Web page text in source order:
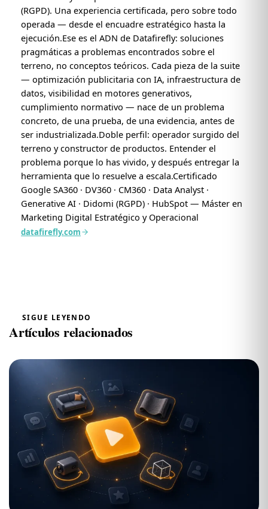
(RGPD). Una experiencia certificada, pero sobre todo
operada — desde el encuadre estratégico hasta la
ejecución.Ese es el ADN de Datafirefly: soluciones
pragmáticas a problemas encontrados sobre el
terreno, no conceptos teóricos. Cada pieza de la suite
— optimización publicitaria con IA, infraestructura de
datos, visibilidad en motores generativos,
cumplimiento normativo — nace de un problema
concreto, de una prueba, de una evidencia, antes de
ser industrializada.Doble perfil: operador surgido del
terreno y constructor de productos. Entender el
problema porque lo has vivido, y después entregar la
herramienta que lo resuelve a escala.Certificado
Google SA360 · DV360 · CM360 · Data Analyst ·
Generative AI · Didomi (RGPD) · HubSpot — Máster en
Marketing Digital Estratégico y Operacional
datafirefly.com
SIGUE LEYENDO
Artículos relacionados